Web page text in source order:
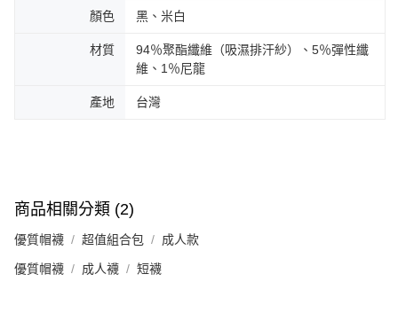
顏色 黑、米白
材質
94％聚酯纖維（吸濕排汗紗）、5％彈性纖
維、1％尼龍
產地 台灣
商品相關分類 (2)
優質帽襪 超值組合包 成人款
優質帽襪 成人襪 短襪